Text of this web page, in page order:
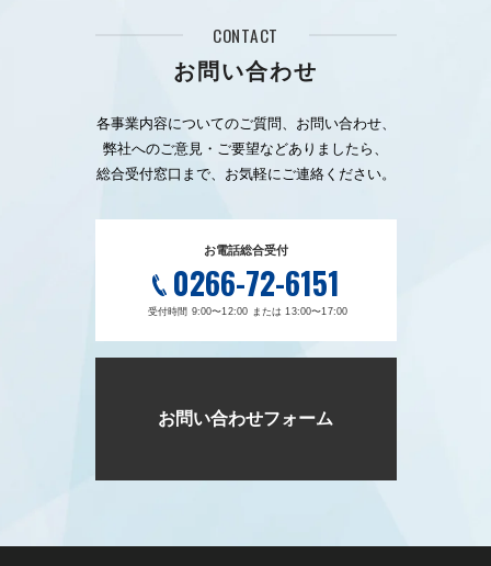
CONTACT
お問い合わせ
各事業内容についてのご質問、お問い合わせ、
弊社へのご意見・ご要望などありましたら、
総合受付窓口まで、お気軽にご連絡ください。
お電話総合受付
0266-72-6151
受付時間 9:00〜12:00 または 13:00〜17:00
お問い合わせフォーム